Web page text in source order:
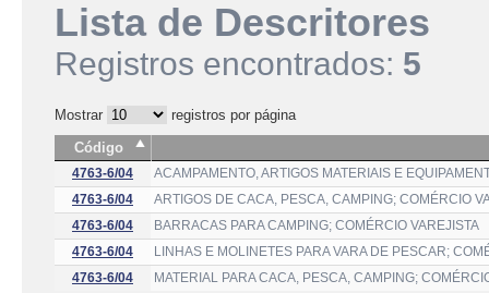
Lista de Descritores
Registros encontrados: 5
Mostrar
registros por página
Código
4763-6/04
ACAMPAMENTO, ARTIGOS MATERIAIS E
4763-6/04
ARTIGOS DE CACA, PESCA, CAMPING; COMÉRCIO
4763-6/04
BARRACAS PARA CAMPING; COMÉRCIO VAREJISTA
4763-6/04
LINHAS E MOLINETES PARA VARA DE PESCAR;
4763-6/04
MATERIAL PARA CACA, PESCA, CAMPING;